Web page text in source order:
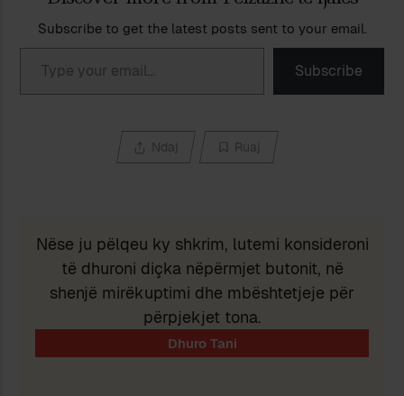
Subscribe to get the latest posts sent to your email.
Type your email…
Subscribe
Ndaj Ruaj
Nëse ju pëlqeu ky shkrim, lutemi konsideroni
të dhuroni diçka nëpërmjet butonit, në
shenjë mirëkuptimi dhe mbështetjeje për
përpjekjet tona.